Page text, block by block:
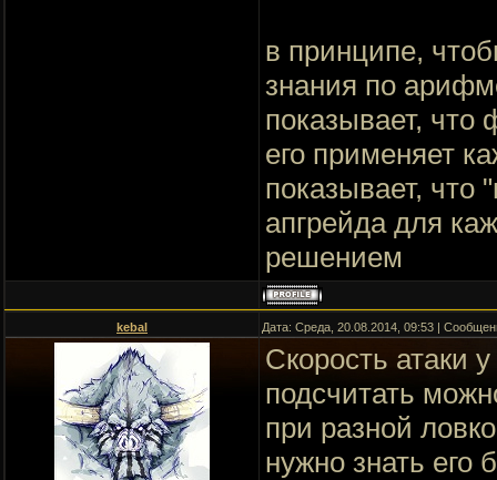
в принципе,
знания по
показывает, что
его применяет
показывает, что
апгрейда для
решением
kebal Дата: Среда, 20.08.2014, 09:53 |
Скорость атаки
подсчитать
при разной
нужно знать его